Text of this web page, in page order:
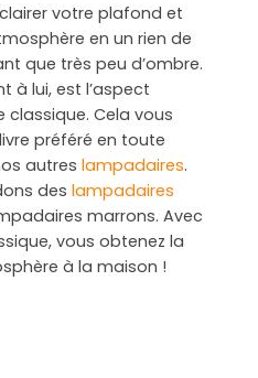
votre plafond et
en un rien de
que très peu d’ombre.
à lui, est l’aspect
Cela vous
préféré en toute
autres lampadaires.
des lampadaires
marrons. Avec
vous obtenez la
à la maison !